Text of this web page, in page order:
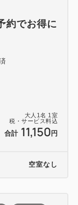
大人 1 名 1 室
税・サービス料込
合計 11,150 円
約でお得に
空室なし